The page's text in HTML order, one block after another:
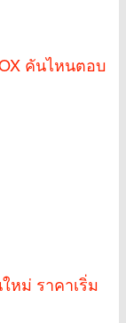
คันไหนตอบ
หม่ ราคาเริ่ม